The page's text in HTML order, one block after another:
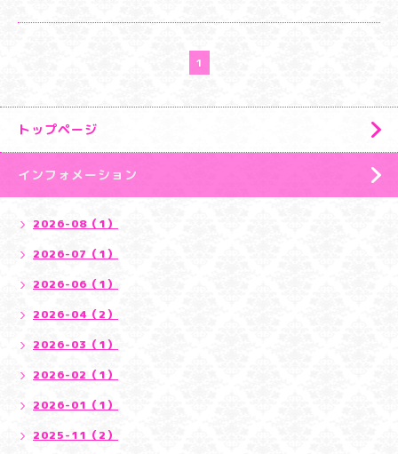
1
トップページ
インフォメーション
2026-08（1）
2026-07（1）
2026-06（1）
2026-04（2）
2026-03（1）
2026-02（1）
2026-01（1）
2025-11（2）